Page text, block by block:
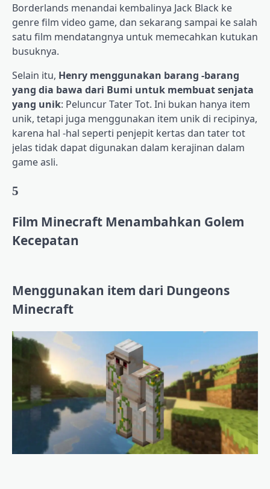
Borderlands menandai kembalinya Jack Black ke
genre film video game, dan sekarang sampai ke salah
satu film mendatangnya untuk memecahkan kutukan
busuknya.
Selain itu, Henry menggunakan barang -barang
yang dia bawa dari Bumi untuk membuat senjata
yang unik: Peluncur Tater Tot. Ini bukan hanya item
unik, tetapi juga menggunakan item unik di recipinya,
karena hal -hal seperti penjepit kertas dan tater tot
jelas tidak dapat digunakan dalam kerajinan dalam
game asli.
5
Film Minecraft Menambahkan Golem
Kecepatan
Menggunakan item dari Dungeons
Minecraft